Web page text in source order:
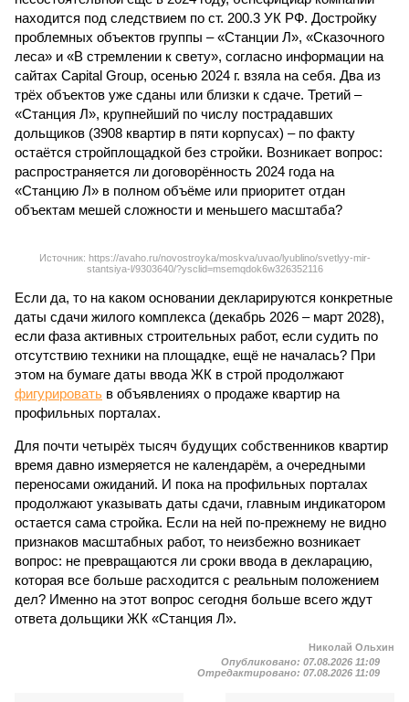
находится под следствием по ст. 200.3 УК РФ. Достройку
проблемных объектов группы – «Станции Л», «Сказочного
леса» и «В стремлении к свету», согласно информации на
сайтах Capital Group, осенью 2024 г. взяла на себя. Два из
трёх объектов уже сданы или близки к сдаче. Третий –
«Станция Л», крупнейший по числу пострадавших
дольщиков (3908 квартир в пяти корпусах) – по факту
остаётся стройплощадкой без стройки. Возникает вопрос:
распространяется ли договорённость 2024 года на
«Станцию Л» в полном объёме или приоритет отдан
объектам мешей сложности и меньшего масштаба?
Источник: https://avaho.ru/novostroyka/moskva/uvao/lyublino/svetlyy-mir-
stantsiya-l/9303640/?ysclid=msemqdok6w326352116
Если да, то на каком основании декларируются конкретные
даты сдачи жилого комплекса (декабрь 2026 – март 2028),
если фаза активных строительных работ, если судить по
отсутствию техники на площадке, ещё не началась? При
этом на бумаге даты ввода ЖК в строй продолжают
фигурировать в объявлениях о продаже квартир на
профильных порталах.
Для почти четырёх тысяч будущих собственников квартир
время давно измеряется не календарём, а очередными
переносами ожиданий. И пока на профильных порталах
продолжают указывать даты сдачи, главным индикатором
остается сама стройка. Если на ней по-прежнему не видно
признаков масштабных работ, то неизбежно возникает
вопрос: не превращаются ли сроки ввода в декларацию,
которая все больше расходится с реальным положением
дел? Именно на этот вопрос сегодня больше всего ждут
ответа дольщики ЖК «Станция Л».
Николай Ольхин
Опубликовано: 07.08.2026 11:09
Отредактировано: 07.08.2026 11:09